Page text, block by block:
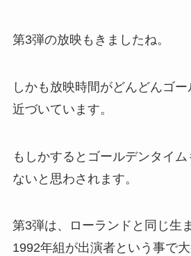
第3弾の放映もきましたね。
しかも放映時間がどんどんゴー
近づいています。
もしかするとゴールデンタイム
ないと思わされます。
第3弾は、ローランドと同じ生
1992年組が出演者という事で